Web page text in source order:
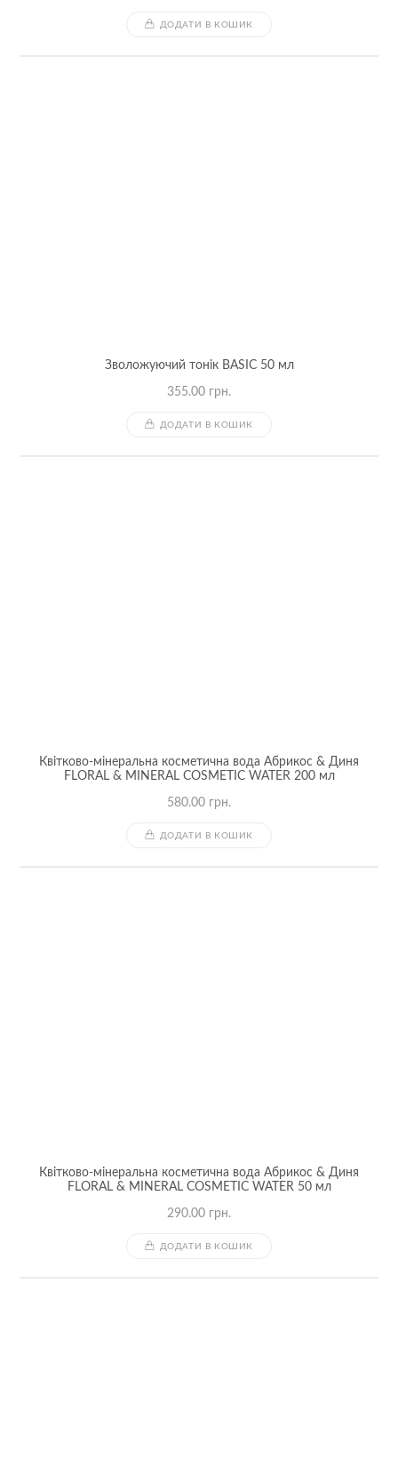
ДОДАТИ В КОШИК
Зволожуючий тонік BASIC 50 мл
355.00 грн.
ДОДАТИ В КОШИК
Квітково-мінеральна косметична вода Абрикос & Диня
FLORAL & MINERAL COSMETIC WATER 200 мл
580.00 грн.
ДОДАТИ В КОШИК
Квітково-мінеральна косметична вода Абрикос & Диня
FLORAL & MINERAL COSMETIC WATER 50 мл
290.00 грн.
ДОДАТИ В КОШИК